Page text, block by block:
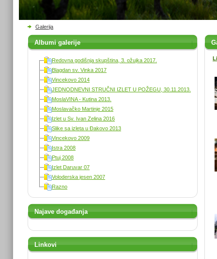
Galerija
Albumi galerije
Redovna godišnja skupština, 3. ožujka 2017.
Blagdan sv. Vinka 2017
Vincekovo 2014
JEDNODNEVNI STRUČNI IZLET U POŽEGU, 30.11.2013.
MoslaVINA - Kutina 2013.
Moslavačko Martinje 2015
Izlet u Sv. Ivan Zelina 2016
Slike sa izleta u Đakovo 2013
Vincekovo 2009
Istra 2008
Ptuj 2008
Izlet Daruvar 07
Voloderska jesen 2007
Razno
Najave događanja
Linkovi